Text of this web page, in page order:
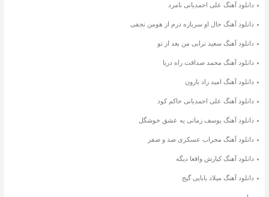
دانلود آهنگ علی احمدیانی نامرد
دانلود آهنگ حال او سربازه درم از هومن نجفی
دانلود آهنگ سعید ترابی من بعد از تو
دانلود آهنگ محمد صداقت راه دریا
دانلود آهنگ امید راد بارون
دانلود آهنگ علی احمدیانی حاکم کود
دانلود آهنگ یوسف زمانی یه عشق خوشگل
دانلود آهنگ محراب عسکری صد و صفر
دانلود آهنگ کیارش واقعا دیگه
دانلود آهنگ میلاد بابایی گیج